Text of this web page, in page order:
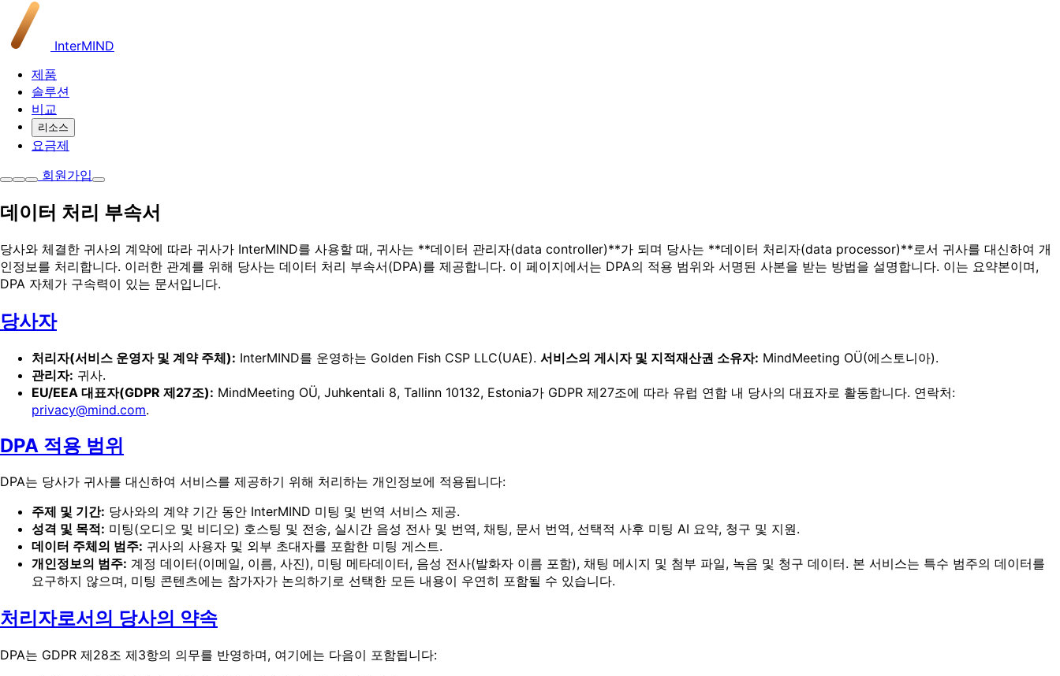
InterMIND
제품
솔루션
비교
리소스
요금제
회원가입
데이터 처리 부속서
당사와 체결한 귀사의 계약에 따라 귀사가 InterMIND를 사용할 때, 귀사는 **데이터 관리자(data controller)**가 되며 당사는 **데이터 처리자(data processor)**로서 귀사를 대신하여 개
인정보를 처리합니다. 이러한 관계를 위해 당사는 데이터 처리 부속서(DPA)를 제공합니다. 이 페이지에서는 DPA의 적용 범위와 서명된 사본을 받는 방법을 설명합니다. 이는 요약본이며,
DPA 자체가 구속력이 있는 문서입니다.
당사자
처리자(서비스 운영자 및 계약 주체): InterMIND를 운영하는 Golden Fish CSP LLC(UAE). 서비스의 게시자 및 지적재산권 소유자: MindMeeting OÜ(에스토니아).
관리자: 귀사.
EU/EEA 대표자(GDPR 제27조): MindMeeting OÜ, Juhkentali 8, Tallinn 10132, Estonia가 GDPR 제27조에 따라 유럽 연합 내 당사의 대표자로 활동합니다. 연락처:
privacy@mind.com.
DPA 적용 범위
DPA는 당사가 귀사를 대신하여 서비스를 제공하기 위해 처리하는 개인정보에 적용됩니다:
주제 및 기간: 당사와의 계약 기간 동안 InterMIND 미팅 및 번역 서비스 제공.
성격 및 목적: 미팅(오디오 및 비디오) 호스팅 및 전송, 실시간 음성 전사 및 번역, 채팅, 문서 번역, 선택적 사후 미팅 AI 요약, 청구 및 지원.
데이터 주체의 범주: 귀사의 사용자 및 외부 초대자를 포함한 미팅 게스트.
개인정보의 범주: 계정 데이터(이메일, 이름, 사진), 미팅 메타데이터, 음성 전사(발화자 이름 포함), 채팅 메시지 및 첨부 파일, 녹음 및 청구 데이터. 본 서비스는 특수 범주의 데이터를
요구하지 않으며, 미팅 콘텐츠에는 참가자가 논의하기로 선택한 모든 내용이 우연히 포함될 수 있습니다.
처리자로서의 당사의 약속
DPA는 GDPR 제28조 제3항의 의무를 반영하며, 여기에는 다음이 포함됩니다: